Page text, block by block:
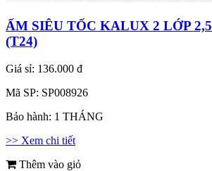
ẤM SIÊU TỐC KALUX 2 LỚP
(T24)
Giá sỉ: 136.000 đ
Mã SP: SP008926
Bảo hành: 1 THÁNG
>> Xem chi tiết
Thêm vào giỏ